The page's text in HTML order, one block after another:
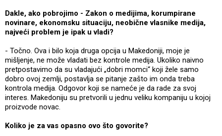
Dakle, ako pobrojimo - Zakon o medijima, korumpirane
novinare, ekonomsku situaciju, neobične vlasnike medija,
najveći problem je ipak u vladi?
- Točno. Ova i bilo koja druga opcija u Makedoniji, moje je
mišljenje, ne može vladati bez kontrole medija. Ukoliko naivno
pretpostavimo da su vladajući „dobri momci“ koji žele samo
dobro ovoj zemlji, postavlja se pitanje zašto im onda treba
kontrola medija. Odgovor koji se nameće je da rade za svoj
interes. Makedoniju su pretvorili u jednu veliku kompaniju u kojoj
proizvode novac.
Koliko je za vas opasno ovo što govorite?